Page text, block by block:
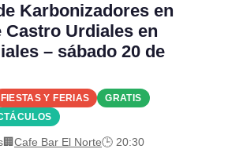
Karbonizadores en
Castro Urdiales en
– sábado 20 de
FIESTAS Y FERIAS
GRATIS
🏢Cafe Bar El Norte🕒 20:30